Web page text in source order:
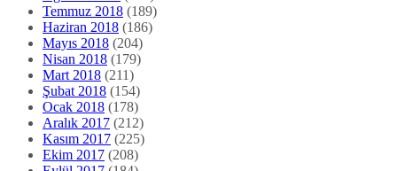
Temmuz 2018 (189)
Haziran 2018 (186)
Mayıs 2018 (204)
Nisan 2018 (179)
Mart 2018 (211)
Şubat 2018 (154)
Ocak 2018 (178)
Aralık 2017 (212)
Kasım 2017 (225)
Ekim 2017 (208)